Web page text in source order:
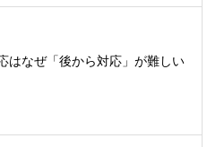
はなぜ「後から対応」が難しい